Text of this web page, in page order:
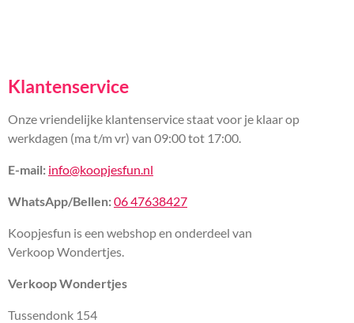
Klantenservice
Onze vriendelijke klantenservice staat voor je klaar op
werkdagen (ma t/m vr) van 09:00 tot 17:00.
E-mail: info@koopjesfun.nl
WhatsApp/Bellen:06 47638427
Koopjesfun is een webshop en onderdeel van
Verkoop Wondertjes.
Verkoop Wondertjes
Tussendonk 154